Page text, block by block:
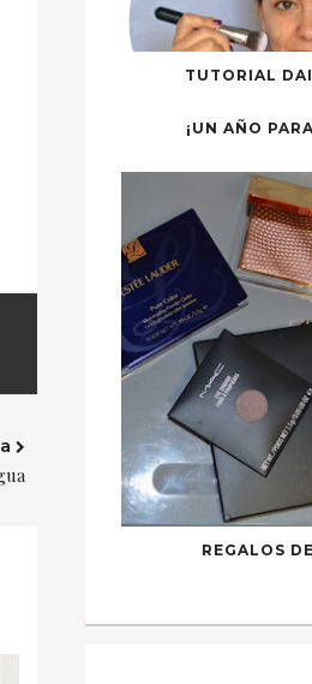
TUTORIAL
¡UN AÑO
REGALOS